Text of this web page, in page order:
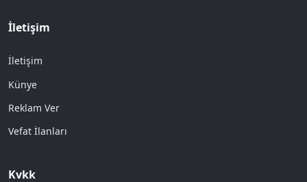
İletişim
İletişim
Künye
Reklam Ver
Vefat İlanları
Kvkk